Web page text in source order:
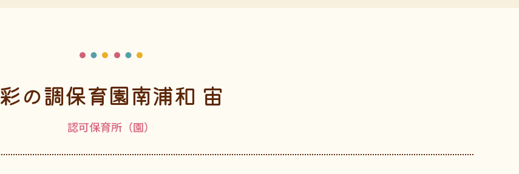
彩の調保育園南浦和 宙
認可保育所（園）